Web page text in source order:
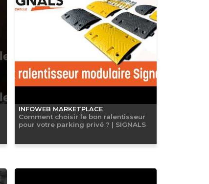
INFOWEB MARKETPLACE
Comment choisir le bon ralentisseur
pour votre parking privé ? | SIGNALS